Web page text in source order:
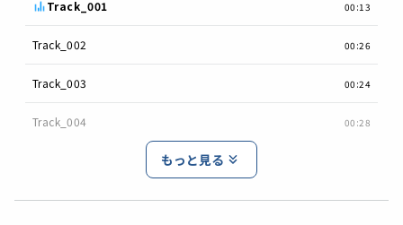
Track_001 00:13
Track_002 00:26
Track_003 00:24
Track_004 00:28
もっと見る